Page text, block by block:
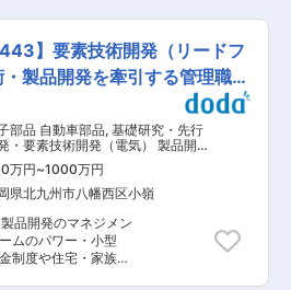
になることはありま
行い、汎用部品を極
ています。国内の職
組み上げる釣竿な
世界中の釣人を魅了
誕生しました。 それ
パレル用品にいたる
います。 ・当社は
を行い、現在までに
展開しています。製
ユーザーからも高い
治具の構想／設計／
開発内容に特化して
測定／分析および解
ひとりで全て対応す
幅広い分野の知識と
には試験治具や試験
ことがあります。 チ
ますが、上述の通り
多いため非常にや
バーの得意分野が分
は得られる環境で
に販売されていま
釣具の市場において
たるプロとスポンサ
443】要素技術開発（リードフ
製品開発を牽引する管理職候
部品 自動車部品, 基礎研究・先行
・要素技術開発（電気） 製品開発
属・鉄鋼）
万円~1000万円
県北九州市八幡西区小嶺
品開発のマネジメン
ムのパワー・小型
制度や住宅・家族手